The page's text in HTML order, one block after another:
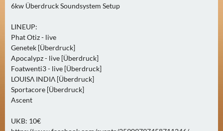
O
R
G
E
N
(
2
6kw Überdruck Soundsystem Setup
LINEUP:
Phat Otiz - live
Genetek [Überdruck]
Apocalypz - live [Überdruck]
Foatwenti3 - live [Überdruck]
LOUISΛ INDIΛ [Überdruck]
Sportacore [Überdruck]
Ascent
UKB: 10€